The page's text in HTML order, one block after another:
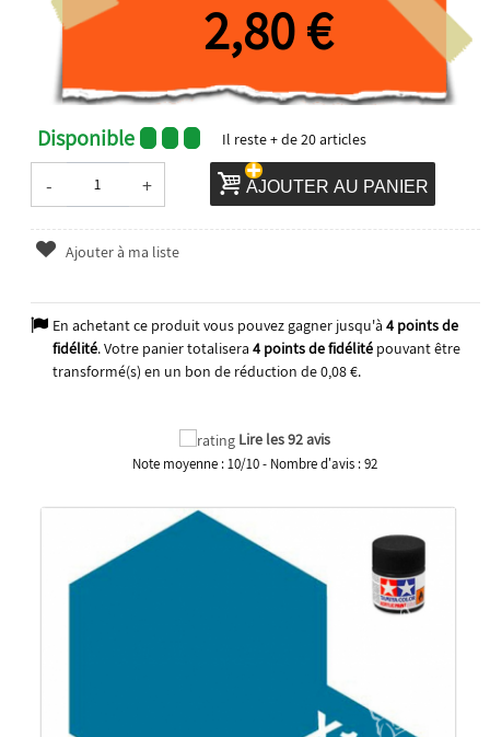
2,80 €
Disponible Il reste+ de 20articles
- + AJOUTER AU PANIER
Ajouter à ma liste
En achetant ce produit vous pouvez gagner jusqu'à 4points de
fidélité. Votre panier totalisera 4points de fidélitépouvant être
transformé(s) en un bon de réduction de0,08 €.
Lire les 92 avis
Note moyenne :10/10- Nombre d'avis :92